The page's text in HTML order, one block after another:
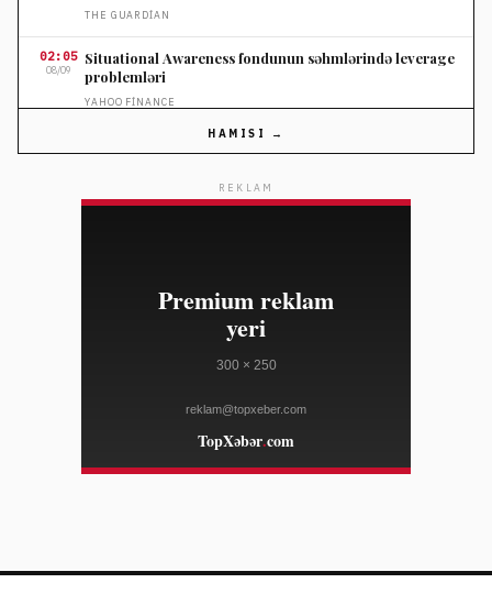
THE GUARDIAN
02:05
08/09
Situational Awareness fondunun səhmlərində leverage
problemləri
YAHOO FINANCE
08/09
Dave Ramsey ailə təzyiqinə qarşı borcu birdəfəlik
cü ildə başlayıb
North West: Kim Kardashian və Kanye Westin böyük
08/09
təminatı təhlükəsizliyində genişlənir
HAMISI →
REKLAM